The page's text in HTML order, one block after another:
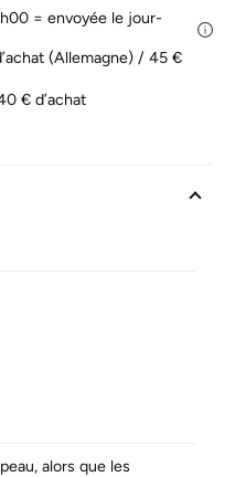
= envoyée le jour-
(Allemagne) / 45 €
€ d’achat
alors que les